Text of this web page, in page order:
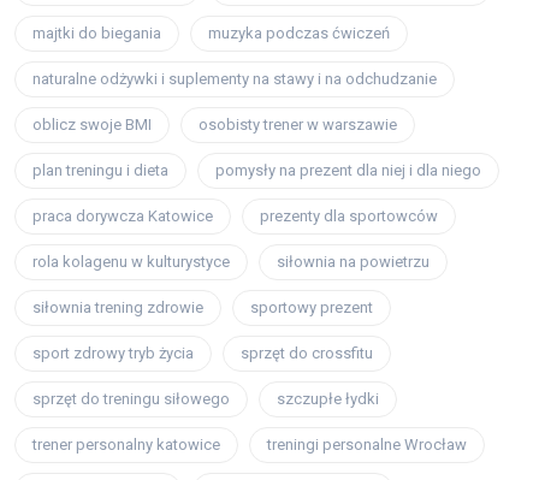
majtki do biegania muzyka podczas ćwiczeń
naturalne odżywki i suplementy na stawy i na odchudzanie
oblicz swoje BMI osobisty trener w warszawie
plan treningu i dieta pomysły na prezent dla niej i dla niego
praca dorywcza Katowice prezenty dla sportowców
rola kolagenu w kulturystyce siłownia na powietrzu
siłownia trening zdrowie sportowy prezent
sport zdrowy tryb życia sprzęt do crossfitu
sprzęt do treningu siłowego szczupłe łydki
trener personalny katowice treningi personalne Wrocław